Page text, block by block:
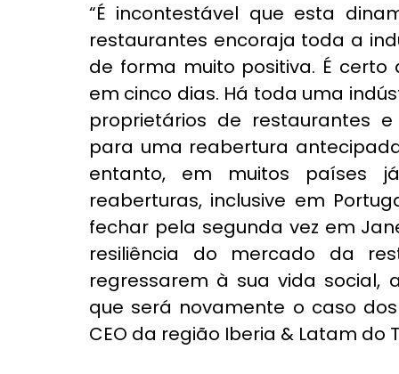
“É incontestável que esta
restaurantes encoraja toda a
de forma muito positiva. É
em cinco dias. Há toda uma
proprietários de restaurantes
para uma reabertura
entanto, em muitos países
reaberturas, inclusive em
fechar pela segunda vez em
resiliência do mercado da
regressarem à sua vida social,
que será novamente o caso
CEO da região Iberia & Latam do